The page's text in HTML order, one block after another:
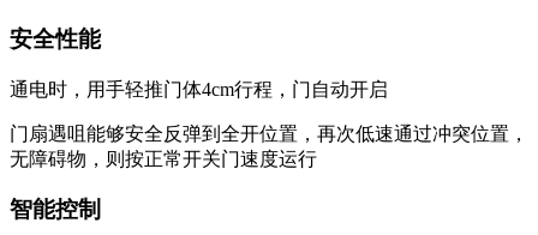
安全性能
通电时，用手轻推门体4cm行程，门自动开启
门扇遇咀能够安全反弹到全开位置，再次低速通过冲突位置，
无障碍物，则按正常开关门速度运行
智能控制